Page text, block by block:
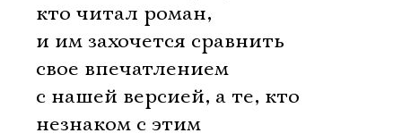
кто читал роман,
и им захочется сравнить
свое впечатлением
с нашей версией, а те, кто
незнаком с этим